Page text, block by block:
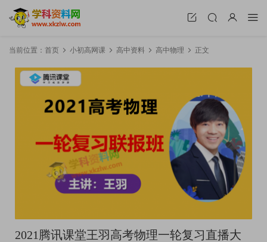
当前位置： 首页 小初高网课 高中资料 高中物理 正文
2021腾讯课堂王羽高考物理一轮复习直播大